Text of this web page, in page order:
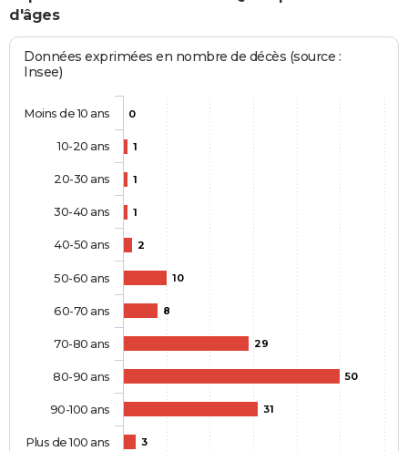
d'âges
Données exprimées en nombre de décès (source :
Insee)
0
1
1
1
2
10
8
29
50
31
3
Moins de 10 ans
10-20 ans
20-30 ans
30-40 ans
40-50 ans
50-60 ans
60-70 ans
70-80 ans
80-90 ans
90-100 ans
Plus de 100 ans